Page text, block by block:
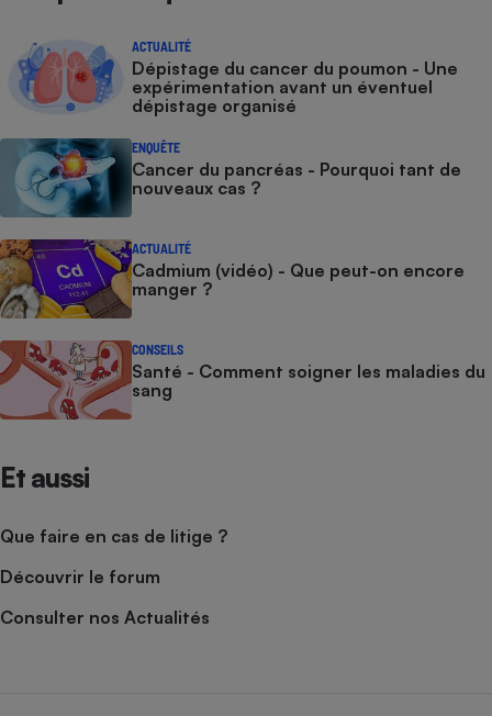
ACTUALITÉ
Dépistage du cancer du poumon - Une
expérimentation avant un éventuel
dépistage organisé
ENQUÊTE
Cancer du pancréas - Pourquoi tant de
nouveaux cas ?
ACTUALITÉ
Cadmium (vidéo) - Que peut-on encore
manger ?
CONSEILS
Santé - Comment soigner les maladies du
sang
Et aussi
Que faire en cas de litige ?
Découvrir le forum
Consulter nos Actualités